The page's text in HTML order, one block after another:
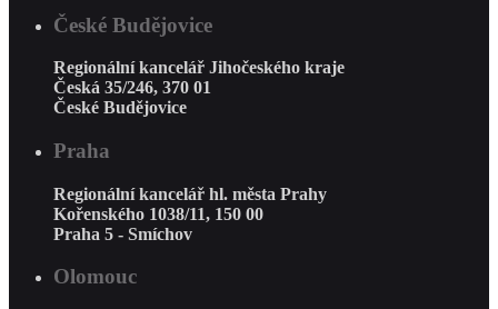
České Budějovice
Regionální kancelář Jihočeského kraje
Česká 35/246, 370 01
České Budějovice
Praha
Regionální kancelář hl. města Prahy
Kořenského 1038/11, 150 00
Praha 5 - Smíchov
Olomouc